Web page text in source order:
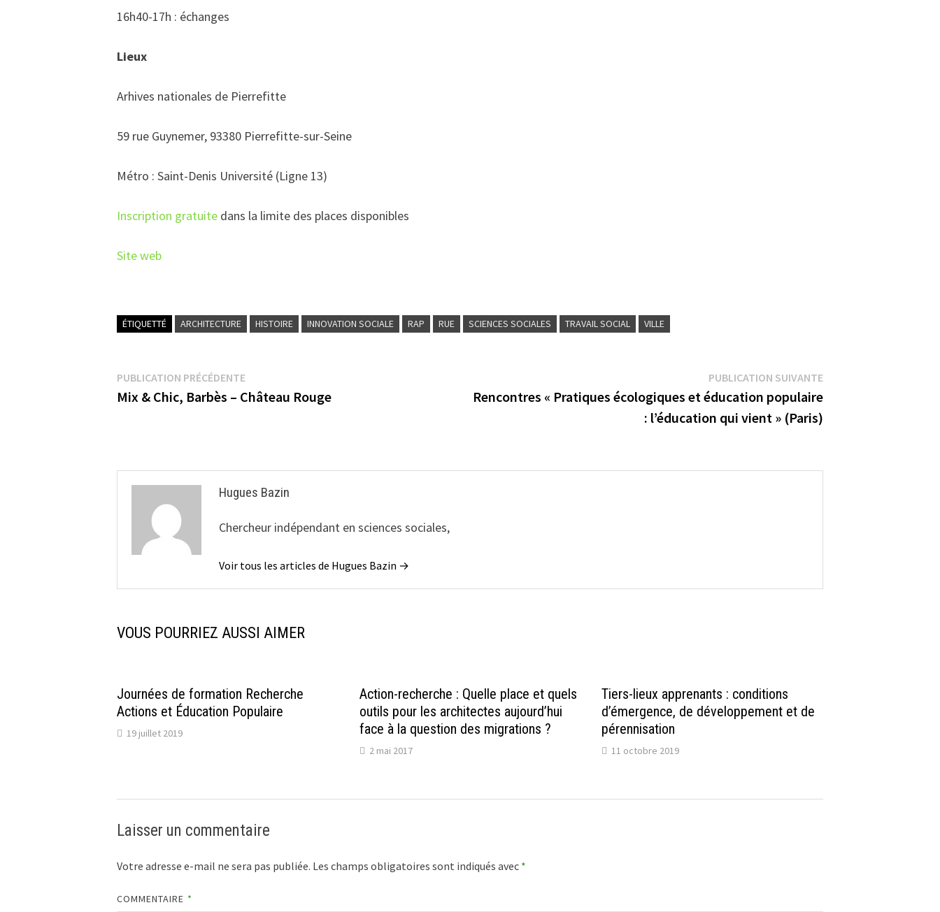
16h40-17h : échanges
Lieux
Arhives nationales de Pierrefitte
59 rue Guynemer, 93380 Pierrefitte-sur-Seine
Métro : Saint-Denis Université (Ligne 13)
Inscription gratuitedans la limite des places disponibles
Site web
ÉTIQUETTÉ ARCHITECTURE HISTOIRE INNOVATION SOCIALE RAP RUE SCIENCES SOCIALES TRAVAIL SOCIAL VILLE
Navigation
de
PUBLICATION PRÉCÉDENTEPublication
précédente :
Mix & Chic, Barbès – Château Rouge
PUBLICATION SUIVANTEPublication
suivante :
Rencontres « Pratiques écologiques et éducation populaire
: l’éducation qui vient » (Paris)
Hugues Bazin
Chercheur indépendant en sciences sociales,
Voir tous les articles de Hugues Bazin →
VOUS POURRIEZ AUSSI AIMER
Journées de formation Recherche
Actions et Éducation Populaire
19 juillet 2019
Action-recherche : Quelle place et quels
outils pour les architectes aujourd’hui
face à la question des migrations ?
2 mai 2017
Tiers-lieux apprenants : conditions
d’émergence, de développement et de
pérennisation
11 octobre 2019
Laisser un commentaire
Votre adresse e-mail ne sera pas publiée. Les champs obligatoires sont indiqués avec *
COMMENTAIRE *